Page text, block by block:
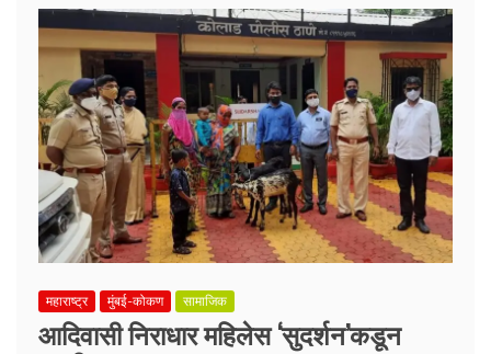
महाराष्ट्र मुंबई-कोकण सामाजिक
आदिवासी निराधार महिलेस ‘सुदर्शन’कडून